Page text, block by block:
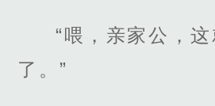
“喂，亲家公，
了。”